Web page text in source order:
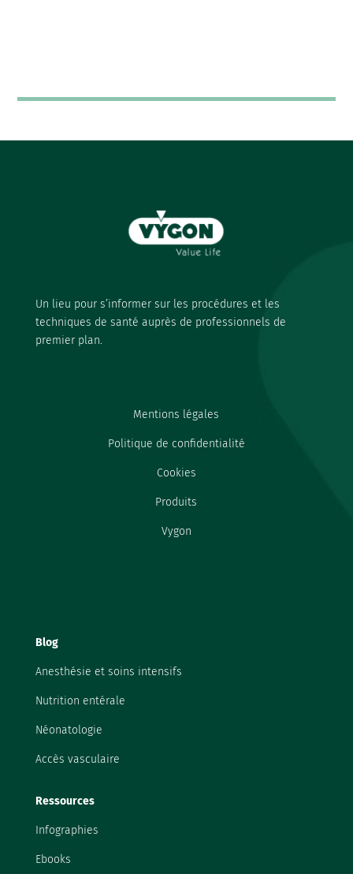
Un lieu pour s’informer sur les procédures et les
techniques de santé auprès de professionnels de
premier plan.
Mentions légales
Politique de confidentialité
Cookies
Produits
Vygon
Blog
Anesthésie et soins intensifs
Nutrition entérale
Néonatologie
Accès vasculaire
Ressources
Infographies
Ebooks